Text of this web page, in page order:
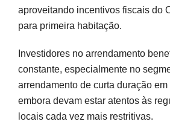
aproveitando incentivos fiscais do
para primeira habitação.
Investidores no arrendamento
constante, especialmente no
arrendamento de curta duração
embora devam estar atentos às
locais cada vez mais restritivas.